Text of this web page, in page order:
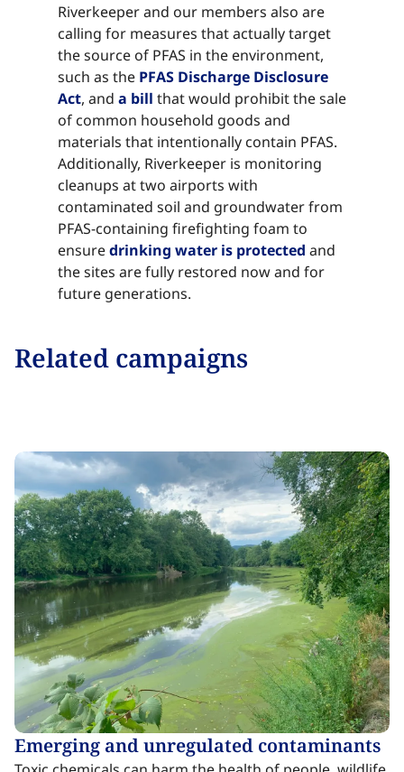
Riverkeeper and our members also are
calling for measures that actually target
the source of PFAS in the environment,
such as the ​​​​‌ ‍ ​‍​‍‌‍ ‌ ​‍‌‍‍‌‌‍‌ ‌‍‍‌‌‍ ‍​‍​‍​ ‍‍​‍​‍‌ ​ ‌‍​‌‌‍ ‍‌‍‍‌‌ ‌​‌ ‍‌​‍ ‍‌‍‍‌‌‍ ​‍​‍​‍ ​​‍​‍‌‍‍​‌ ​‍‌‍‌‌‌‍‌‍​‍​‍​ ‍‍​‍​‍‌‍‍​‌ ‌​‌ ‌​‌ ​​‌ ​ ​ ‍‍​‍ ​‍ ‌‍​ ‌‍ ‌‌ ​ ​‍ ‍‌‍ ‌‌‍​‌‌‍‍‌‌‍ ‍​‍ ‍​ ​‍​ ​​​ ​‍​ ‌​‌ ​‍‌‍‌‌‌‍‌​‌‍‌‌‌ ​ ‌‍‍‌‌‍‌ ‌‍ ‍​‍ ‍‌ ​‍‌‍‍‌‌ ‌‍‌‍‌‌‌ ​‍‌‍‍ ‌‍‌‌‌‍‌‌‌ ​​‌‍‌‌‌ ​‍​‍ ‍‌‍ ‌ ​‍‌‍‌ ​‍ ‌‍‍‌‌‍ ‍‌ ‌​‌‍‌‌‌‍ ‍‌ ‌​​‍ ‌‍‌‌‌‍‌​‌‍‍‌‌ ‌​​‍ ‌‍ ‌‌‍ ‌‍‌​‌‍‌‌​ ‌‌ ​​‌ ​‍‌‍‌‌‌ ​ ‌‍‌‌‌‍ ‍‌ ‌​‌‍​‌‌ ‌​‌‍‍‌‌‍ ‌‍ ‍​ ‍ ‌‍‍‌‌‍‌​​ ‌‌‍​ ​ ​‍‌‍‌‍​ ​​​ ​‌‌‍​ ​ ‌ ​ ‌ ​‍ ‌‌‍​‍​ ‌​​ ​‌‌‍​‌​‍ ‌​ ‌​​ ‌​‌‍​‌​ ‌​​‍ ‌‌‍​‌​ ​​‌‍​‌‌‍‌‌​‍ ‌​ ‌‍​ ‌ ​ ‌‌‌‍​ ​ ‌​​ ‍​​ ‍‌​ ​‍​ ‌ ​ ​ ​ ​​​ ‌​​ ‍ ‌ ‌​‌ ‍‌‌ ​​‌‍‌‌​ ‌‌‍​‌‌ ​‍‌ ‌​‌‍‍‌‌‍​ ‌‍ ​‌‍‌‌​ ‍ ‌ ​​‌‍​‌‌ ‌​‌‍‍​​ ‌‌‍​ ‌‍ ‌‍ ‍‌ ‌​‌‍‌‌‌‍ ‍‌ ‌​​‍‌‌​ ‌‌‌​​‍‌‌ ‌‍‍ ‌‍‌‌‌ ‍‌​‍‌‌​ ​ ‌​‌​​‍‌‌​ ​ ‌​‌​​‍‌‌​ ​‍​ ​‍​ ​‍​ ​‌​ ​‌​ ​​‌‍‌​​ ‌‌‌‍​‍‌‍​‍​ ​ ‌‍‌​‌‍​‍​ ‌‌​‍‌‌​ ​‍​ ​‍​‍‌‌​ ‌‌‌​‌​​‍ ‍‌‍​ ‌‍‍​‌‍‍‌‌‍ ​‌‍‌​‌ ​‍‌‍‌‌‌‍ ‍​‍‌‌​ ‌‌‌​​‍‌‌ ‌‍‍ ‌‍‌‌‌ ‍‌​‍‌‌​ ​ ‌​‌​​‍‌‌​ ​ ‌​‌​​‍‌‌​ ​‍​ ​‍​ ‍‌‌‍‌‍​ ​‌​ ​‍‌‍‌‍‌‍​‌‌‍​ ​ ‌ ‌‍​‌​ ​ ​ ‌‌‌‍​ ​‍‌‌​ ​‍​ ​‍​‍‌‌​ ‌‌‌​‌​​‍ ‍‌ ‌​‌‍‌‌‌ ‍​‌ ‌​​ ‌‍​‍‌‍​‌‌ ​ ‌‍‌‌‌‌‌‌‌ ​‍‌‍ ​​ ‌‌‍‍​‌ ‌​‌ ‌​‌ ​​‌ ​ ​‍‌‌​ ​ ‌​​‌​‍‌‌​ ​‍‌​‌‍​‍‌‌​ ​‍‌​‌‍‌‍​ ‌‍ ‌‌ ​ ​‍ ‍‌‍ ‌‌‍​‌‌‍‍‌‌‍ ‍​‍ ‍​ ​‍​ ​​​ ​‍​ ‌​‌ ​‍‌‍‌‌‌‍‌​‌‍‌‌‌ ​ ‌‍‍‌‌‍‌ ‌‍ ‍​‍ ‍‌ ​‍‌‍‍‌‌ ‌‍‌‍‌‌‌ ​‍‌‍‍ ‌‍‌‌‌‍‌‌‌ ​​‌‍‌‌‌ ​‍​‍ ‍‌‍ ‌ ​‍‌‍‌ ​‍‌‍‌‍‍‌‌‍‌​​ ‌‌‍​ ​ ​‍‌‍‌‍​ ​​​ ​‌‌‍​ ​ ‌ ​ ‌ ​‍ ‌‌‍​‍​ ‌​​ ​‌‌‍​‌​‍ ‌​ ‌​​ ‌​‌‍​‌​ ‌​​‍ ‌‌‍​‌​ ​​‌‍​‌‌‍‌‌​‍ ‌​ ‌‍​ ‌ ​ ‌‌‌‍​ ​ ‌​​ ‍​​ ‍‌​ ​‍​ ‌ ​ ​ ​ ​​​ ‌​​‍‌‍‌ ‌​‌ ‍‌‌ ​​‌‍‌‌​ ‌‌‍​‌‌ ​‍‌ ‌​‌‍‍‌‌‍​ ‌‍ ​‌‍‌‌​‍‌‍‌ ​​‌‍​‌‌ ‌​‌‍‍​​ ‌‌‍​ ‌‍ ‌‍ ‍‌ ‌​‌‍‌‌‌‍ ‍‌ ‌​​‍‌‌​ ‌‌‌​​‍‌‌ ‌‍‍ ‌‍‌‌‌ ‍‌​‍‌‌​ ​ ‌​‌​​‍‌‌​ ​ ‌​‌​​‍‌‌​ ​‍​ ​‍​ ​‍​ ​‌​ ​‌​ ​​‌‍‌​​ ‌‌‌‍​‍‌‍​‍​ ​ ‌‍‌​‌‍​‍​ ‌‌​‍‌‌​ ​‍​ ​‍​‍‌‌​ ‌‌‌​‌​​‍ ‍‌‍​ ‌‍‍​‌‍‍‌‌‍ ​‌‍‌​‌ ​‍‌‍‌‌‌‍ ‍​‍‌‌​ ‌‌‌​​‍‌‌ ‌‍‍ ‌‍‌‌‌ ‍‌​‍‌‌​ ​ ‌​‌​​‍‌‌​ ​ ‌​‌​​‍‌‌​ ​‍​ ​‍​ ‍‌‌‍‌‍​ ​‌​ ​‍‌‍‌‍‌‍​‌‌‍​ ​ ‌ ‌‍​‌​ ​ ​ ‌‌‌‍​ ​‍‌‌​ ​‍​ ​‍​‍‌‌​ ‌‌‌​‌​​‍ ‍‌ ‌​‌‍‌‌‌ ‍​‌ ‌​​‍‌‍‌ ​​‌‍‌‌‌ ​‍‌ ​ ‌ ​​‌‍‌‌‌‍​ ‌ ‌​‌‍‍‌‌ ‌‍‌‍‌‌​ ‌‌ ​​‌ ‌‌‌‍​‍‌‍ ​‌‍‍‌‌ ​ ‌‍‍​‌‍‌‌‌‍‌​​‍​‍‌ ‌ PFAS Discharge Disclosure
Act​​​​‌ ‍ ​‍​‍‌‍ ‌ ​‍‌‍‍‌‌‍‌ ‌‍‍‌‌‍ ‍​‍​‍​ ‍‍​‍​‍‌ ​ ‌‍​‌‌‍ ‍‌‍‍‌‌ ‌​‌ ‍‌​‍ ‍‌‍‍‌‌‍ ​‍​‍​‍ ​​‍​‍‌‍‍​‌ ​‍‌‍‌‌‌‍‌‍​‍​‍​ ‍‍​‍​‍‌‍‍​‌ ‌​‌ ‌​‌ ​​‌ ​ ​ ‍‍​‍ ​‍ ‌‍​ ‌‍ ‌‌ ​ ​‍ ‍‌‍ ‌‌‍​‌‌‍‍‌‌‍ ‍​‍ ‍​ ​‍​ ​​​ ​‍​ ‌​‌ ​‍‌‍‌‌‌‍‌​‌‍‌‌‌ ​ ‌‍‍‌‌‍‌ ‌‍ ‍​‍ ‍‌ ​‍‌‍‍‌‌ ‌‍‌‍‌‌‌ ​‍‌‍‍ ‌‍‌‌‌‍‌‌‌ ​​‌‍‌‌‌ ​‍​‍ ‍‌‍ ‌ ​‍‌‍‌ ​‍ ‌‍‍‌‌‍ ‍‌ ‌​‌‍‌‌‌‍ ‍‌ ‌​​‍ ‌‍‌‌‌‍‌​‌‍‍‌‌ ‌​​‍ ‌‍ ‌‌‍ ‌‍‌​‌‍‌‌​ ‌‌ ​​‌ ​‍‌‍‌‌‌ ​ ‌‍‌‌‌‍ ‍‌ ‌​‌‍​‌‌ ‌​‌‍‍‌‌‍ ‌‍ ‍​ ‍ ‌‍‍‌‌‍‌​​ ‌‌‍​ ​ ​‍‌‍‌‍​ ​​​ ​‌‌‍​ ​ ‌ ​ ‌ ​‍ ‌‌‍​‍​ ‌​​ ​‌‌‍​‌​‍ ‌​ ‌​​ ‌​‌‍​‌​ ‌​​‍ ‌‌‍​‌​ ​​‌‍​‌‌‍‌‌​‍ ‌​ ‌‍​ ‌ ​ ‌‌‌‍​ ​ ‌​​ ‍​​ ‍‌​ ​‍​ ‌ ​ ​ ​ ​​​ ‌​​ ‍ ‌ ‌​‌ ‍‌‌ ​​‌‍‌‌​ ‌‌‍​‌‌ ​‍‌ ‌​‌‍‍‌‌‍​ ‌‍ ​‌‍‌‌​ ‍ ‌ ​​‌‍​‌‌ ‌​‌‍‍​​ ‌‌‍​ ‌‍ ‌‍ ‍‌ ‌​‌‍‌‌‌‍ ‍‌ ‌​​‍‌‌​ ‌‌‌​​‍‌‌ ‌‍‍ ‌‍‌‌‌ ‍‌​‍‌‌​ ​ ‌​‌​​‍‌‌​ ​ ‌​‌​​‍‌‌​ ​‍​ ​‍​ ​‍​ ​‌​ ​‌​ ​​‌‍‌​​ ‌‌‌‍​‍‌‍​‍​ ​ ‌‍‌​‌‍​‍​ ‌‌​‍‌‌​ ​‍​ ​‍​‍‌‌​ ‌‌‌​‌​​‍ ‍‌‍​ ‌‍‍​‌‍‍‌‌‍ ​‌‍‌​‌ ​‍‌‍‌‌‌‍ ‍​‍‌‌​ ‌‌‌​​‍‌‌ ‌‍‍ ‌‍‌‌‌ ‍‌​‍‌‌​ ​ ‌​‌​​‍‌‌​ ​ ‌​‌​​‍‌‌​ ​‍​ ​‍​ ‌​​ ‍​​ ​​​ ‌‌​ ‌ ​ ‌‍​ ‍​​ ‌ ​ ​‍‌‍‌​‌‍‌‍​ ‌‌​‍‌‌​ ​‍​ ​‍​‍‌‌​ ‌‌‌​‌​​‍ ‍‌ ‌​‌‍‌‌‌ ‍​‌ ‌​​ ‌‍​‍‌‍​‌‌ ​ ‌‍‌‌‌‌‌‌‌ ​‍‌‍ ​​ ‌‌‍‍​‌ ‌​‌ ‌​‌ ​​‌ ​ ​‍‌‌​ ​ ‌​​‌​‍‌‌​ ​‍‌​‌‍​‍‌‌​ ​‍‌​‌‍‌‍​ ‌‍ ‌‌ ​ ​‍ ‍‌‍ ‌‌‍​‌‌‍‍‌‌‍ ‍​‍ ‍​ ​‍​ ​​​ ​‍​ ‌​‌ ​‍‌‍‌‌‌‍‌​‌‍‌‌‌ ​ ‌‍‍‌‌‍‌ ‌‍ ‍​‍ ‍‌ ​‍‌‍‍‌‌ ‌‍‌‍‌‌‌ ​‍‌‍‍ ‌‍‌‌‌‍‌‌‌ ​​‌‍‌‌‌ ​‍​‍ ‍‌‍ ‌ ​‍‌‍‌ ​‍‌‍‌‍‍‌‌‍‌​​ ‌‌‍​ ​ ​‍‌‍‌‍​ ​​​ ​‌‌‍​ ​ ‌ ​ ‌ ​‍ ‌‌‍​‍​ ‌​​ ​‌‌‍​‌​‍ ‌​ ‌​​ ‌​‌‍​‌​ ‌​​‍ ‌‌‍​‌​ ​​‌‍​‌‌‍‌‌​‍ ‌​ ‌‍​ ‌ ​ ‌‌‌‍​ ​ ‌​​ ‍​​ ‍‌​ ​‍​ ‌ ​ ​ ​ ​​​ ‌​​‍‌‍‌ ‌​‌ ‍‌‌ ​​‌‍‌‌​ ‌‌‍​‌‌ ​‍‌ ‌​‌‍‍‌‌‍​ ‌‍ ​‌‍‌‌​‍‌‍‌ ​​‌‍​‌‌ ‌​‌‍‍​​ ‌‌‍​ ‌‍ ‌‍ ‍‌ ‌​‌‍‌‌‌‍ ‍‌ ‌​​‍‌‌​ ‌‌‌​​‍‌‌ ‌‍‍ ‌‍‌‌‌ ‍‌​‍‌‌​ ​ ‌​‌​​‍‌‌​ ​ ‌​‌​​‍‌‌​ ​‍​ ​‍​ ​‍​ ​‌​ ​‌​ ​​‌‍‌​​ ‌‌‌‍​‍‌‍​‍​ ​ ‌‍‌​‌‍​‍​ ‌‌​‍‌‌​ ​‍​ ​‍​‍‌‌​ ‌‌‌​‌​​‍ ‍‌‍​ ‌‍‍​‌‍‍‌‌‍ ​‌‍‌​‌ ​‍‌‍‌‌‌‍ ‍​‍‌‌​ ‌‌‌​​‍‌‌ ‌‍‍ ‌‍‌‌‌ ‍‌​‍‌‌​ ​ ‌​‌​​‍‌‌​ ​ ‌​‌​​‍‌‌​ ​‍​ ​‍​ ‌​​ ‍​​ ​​​ ‌‌​ ‌ ​ ‌‍​ ‍​​ ‌ ​ ​‍‌‍‌​‌‍‌‍​ ‌‌​‍‌‌​ ​‍​ ​‍​‍‌‌​ ‌‌‌​‌​​‍ ‍‌ ‌​‌‍‌‌‌ ‍​‌ ‌​​‍‌‍‌ ​​‌‍‌‌‌ ​‍‌ ​ ‌ ​​‌‍‌‌‌‍​ ‌ ‌​‌‍‍‌‌ ‌‍‌‍‌‌​ ‌‌ ​​‌ ‌‌‌‍​‍‌‍ ​‌‍‍‌‌ ​ ‌‍‍​‌‍‌‌‌‍‌​​‍​‍‌ ‌, and ​​​​‌ ‍ ​‍​‍‌‍ ‌ ​‍‌‍‍‌‌‍‌ ‌‍‍‌‌‍ ‍​‍​‍​ ‍‍​‍​‍‌ ​ ‌‍​‌‌‍ ‍‌‍‍‌‌ ‌​‌ ‍‌​‍ ‍‌‍‍‌‌‍ ​‍​‍​‍ ​​‍​‍‌‍‍​‌ ​‍‌‍‌‌‌‍‌‍​‍​‍​ ‍‍​‍​‍‌‍‍​‌ ‌​‌ ‌​‌ ​​‌ ​ ​ ‍‍​‍ ​‍ ‌‍​ ‌‍ ‌‌ ​ ​‍ ‍‌‍ ‌‌‍​‌‌‍‍‌‌‍ ‍​‍ ‍​ ​‍​ ​​​ ​‍​ ‌​‌ ​‍‌‍‌‌‌‍‌​‌‍‌‌‌ ​ ‌‍‍‌‌‍‌ ‌‍ ‍​‍ ‍‌ ​‍‌‍‍‌‌ ‌‍‌‍‌‌‌ ​‍‌‍‍ ‌‍‌‌‌‍‌‌‌ ​​‌‍‌‌‌ ​‍​‍ ‍‌‍ ‌ ​‍‌‍‌ ​‍ ‌‍‍‌‌‍ ‍‌ ‌​‌‍‌‌‌‍ ‍‌ ‌​​‍ ‌‍‌‌‌‍‌​‌‍‍‌‌ ‌​​‍ ‌‍ ‌‌‍ ‌‍‌​‌‍‌‌​ ‌‌ ​​‌ ​‍‌‍‌‌‌ ​ ‌‍‌‌‌‍ ‍‌ ‌​‌‍​‌‌ ‌​‌‍‍‌‌‍ ‌‍ ‍​ ‍ ‌‍‍‌‌‍‌​​ ‌‌‍​ ​ ​‍‌‍‌‍​ ​​​ ​‌‌‍​ ​ ‌ ​ ‌ ​‍ ‌‌‍​‍​ ‌​​ ​‌‌‍​‌​‍ ‌​ ‌​​ ‌​‌‍​‌​ ‌​​‍ ‌‌‍​‌​ ​​‌‍​‌‌‍‌‌​‍ ‌​ ‌‍​ ‌ ​ ‌‌‌‍​ ​ ‌​​ ‍​​ ‍‌​ ​‍​ ‌ ​ ​ ​ ​​​ ‌​​ ‍ ‌ ‌​‌ ‍‌‌ ​​‌‍‌‌​ ‌‌‍​‌‌ ​‍‌ ‌​‌‍‍‌‌‍​ ‌‍ ​‌‍‌‌​ ‍ ‌ ​​‌‍​‌‌ ‌​‌‍‍​​ ‌‌‍​ ‌‍ ‌‍ ‍‌ ‌​‌‍‌‌‌‍ ‍‌ ‌​​‍‌‌​ ‌‌‌​​‍‌‌ ‌‍‍ ‌‍‌‌‌ ‍‌​‍‌‌​ ​ ‌​‌​​‍‌‌​ ​ ‌​‌​​‍‌‌​ ​‍​ ​‍​ ​‍​ ​‌​ ​‌​ ​​‌‍‌​​ ‌‌‌‍​‍‌‍​‍​ ​ ‌‍‌​‌‍​‍​ ‌‌​‍‌‌​ ​‍​ ​‍​‍‌‌​ ‌‌‌​‌​​‍ ‍‌‍​ ‌‍‍​‌‍‍‌‌‍ ​‌‍‌​‌ ​‍‌‍‌‌‌‍ ‍​‍‌‌​ ‌‌‌​​‍‌‌ ‌‍‍ ‌‍‌‌‌ ‍‌​‍‌‌​ ​ ‌​‌​​‍‌‌​ ​ ‌​‌​​‍‌‌​ ​‍​ ​‍‌‍‌‍​ ‌​‌‍‌‍​ ​‍​ ‌ ‌‍‌‌‌‍‌‍​ ‌‍​ ​​​ ‍​​ ​​​ ‌ ​‍‌‌​ ​‍​ ​‍​‍‌‌​ ‌‌‌​‌​​‍ ‍‌ ‌​‌‍‌‌‌ ‍​‌ ‌​​ ‌‍​‍‌‍​‌‌ ​ ‌‍‌‌‌‌‌‌‌ ​‍‌‍ ​​ ‌‌‍‍​‌ ‌​‌ ‌​‌ ​​‌ ​ ​‍‌‌​ ​ ‌​​‌​‍‌‌​ ​‍‌​‌‍​‍‌‌​ ​‍‌​‌‍‌‍​ ‌‍ ‌‌ ​ ​‍ ‍‌‍ ‌‌‍​‌‌‍‍‌‌‍ ‍​‍ ‍​ ​‍​ ​​​ ​‍​ ‌​‌ ​‍‌‍‌‌‌‍‌​‌‍‌‌‌ ​ ‌‍‍‌‌‍‌ ‌‍ ‍​‍ ‍‌ ​‍‌‍‍‌‌ ‌‍‌‍‌‌‌ ​‍‌‍‍ ‌‍‌‌‌‍‌‌‌ ​​‌‍‌‌‌ ​‍​‍ ‍‌‍ ‌ ​‍‌‍‌ ​‍‌‍‌‍‍‌‌‍‌​​ ‌‌‍​ ​ ​‍‌‍‌‍​ ​​​ ​‌‌‍​ ​ ‌ ​ ‌ ​‍ ‌‌‍​‍​ ‌​​ ​‌‌‍​‌​‍ ‌​ ‌​​ ‌​‌‍​‌​ ‌​​‍ ‌‌‍​‌​ ​​‌‍​‌‌‍‌‌​‍ ‌​ ‌‍​ ‌ ​ ‌‌‌‍​ ​ ‌​​ ‍​​ ‍‌​ ​‍​ ‌ ​ ​ ​ ​​​ ‌​​‍‌‍‌ ‌​‌ ‍‌‌ ​​‌‍‌‌​ ‌‌‍​‌‌ ​‍‌ ‌​‌‍‍‌‌‍​ ‌‍ ​‌‍‌‌​‍‌‍‌ ​​‌‍​‌‌ ‌​‌‍‍​​ ‌‌‍​ ‌‍ ‌‍ ‍‌ ‌​‌‍‌‌‌‍ ‍‌ ‌​​‍‌‌​ ‌‌‌​​‍‌‌ ‌‍‍ ‌‍‌‌‌ ‍‌​‍‌‌​ ​ ‌​‌​​‍‌‌​ ​ ‌​‌​​‍‌‌​ ​‍​ ​‍​ ​‍​ ​‌​ ​‌​ ​​‌‍‌​​ ‌‌‌‍​‍‌‍​‍​ ​ ‌‍‌​‌‍​‍​ ‌‌​‍‌‌​ ​‍​ ​‍​‍‌‌​ ‌‌‌​‌​​‍ ‍‌‍​ ‌‍‍​‌‍‍‌‌‍ ​‌‍‌​‌ ​‍‌‍‌‌‌‍ ‍​‍‌‌​ ‌‌‌​​‍‌‌ ‌‍‍ ‌‍‌‌‌ ‍‌​‍‌‌​ ​ ‌​‌​​‍‌‌​ ​ ‌​‌​​‍‌‌​ ​‍​ ​‍‌‍‌‍​ ‌​‌‍‌‍​ ​‍​ ‌ ‌‍‌‌‌‍‌‍​ ‌‍​ ​​​ ‍​​ ​​​ ‌ ​‍‌‌​ ​‍​ ​‍​‍‌‌​ ‌‌‌​‌​​‍ ‍‌ ‌​‌‍‌‌‌ ‍​‌ ‌​​‍‌‍‌ ​​‌‍‌‌‌ ​‍‌ ​ ‌ ​​‌‍‌‌‌‍​ ‌ ‌​‌‍‍‌‌ ‌‍‌‍‌‌​ ‌‌ ​​‌ ‌‌‌‍​‍‌‍ ​‌‍‍‌‌ ​ ‌‍‍​‌‍‌‌‌‍‌​​‍​‍‌ ‌ a bill​​​​‌ ‍ ​‍​‍‌‍ ‌ ​‍‌‍‍‌‌‍‌ ‌‍‍‌‌‍ ‍​‍​‍​ ‍‍​‍​‍‌ ​ ‌‍​‌‌‍ ‍‌‍‍‌‌ ‌​‌ ‍‌​‍ ‍‌‍‍‌‌‍ ​‍​‍​‍ ​​‍​‍‌‍‍​‌ ​‍‌‍‌‌‌‍‌‍​‍​‍​ ‍‍​‍​‍‌‍‍​‌ ‌​‌ ‌​‌ ​​‌ ​ ​ ‍‍​‍ ​‍ ‌‍​ ‌‍ ‌‌ ​ ​‍ ‍‌‍ ‌‌‍​‌‌‍‍‌‌‍ ‍​‍ ‍​ ​‍​ ​​​ ​‍​ ‌​‌ ​‍‌‍‌‌‌‍‌​‌‍‌‌‌ ​ ‌‍‍‌‌‍‌ ‌‍ ‍​‍ ‍‌ ​‍‌‍‍‌‌ ‌‍‌‍‌‌‌ ​‍‌‍‍ ‌‍‌‌‌‍‌‌‌ ​​‌‍‌‌‌ ​‍​‍ ‍‌‍ ‌ ​‍‌‍‌ ​‍ ‌‍‍‌‌‍ ‍‌ ‌​‌‍‌‌‌‍ ‍‌ ‌​​‍ ‌‍‌‌‌‍‌​‌‍‍‌‌ ‌​​‍ ‌‍ ‌‌‍ ‌‍‌​‌‍‌‌​ ‌‌ ​​‌ ​‍‌‍‌‌‌ ​ ‌‍‌‌‌‍ ‍‌ ‌​‌‍​‌‌ ‌​‌‍‍‌‌‍ ‌‍ ‍​ ‍ ‌‍‍‌‌‍‌​​ ‌‌‍​ ​ ​‍‌‍‌‍​ ​​​ ​‌‌‍​ ​ ‌ ​ ‌ ​‍ ‌‌‍​‍​ ‌​​ ​‌‌‍​‌​‍ ‌​ ‌​​ ‌​‌‍​‌​ ‌​​‍ ‌‌‍​‌​ ​​‌‍​‌‌‍‌‌​‍ ‌​ ‌‍​ ‌ ​ ‌‌‌‍​ ​ ‌​​ ‍​​ ‍‌​ ​‍​ ‌ ​ ​ ​ ​​​ ‌​​ ‍ ‌ ‌​‌ ‍‌‌ ​​‌‍‌‌​ ‌‌‍​‌‌ ​‍‌ ‌​‌‍‍‌‌‍​ ‌‍ ​‌‍‌‌​ ‍ ‌ ​​‌‍​‌‌ ‌​‌‍‍​​ ‌‌‍​ ‌‍ ‌‍ ‍‌ ‌​‌‍‌‌‌‍ ‍‌ ‌​​‍‌‌​ ‌‌‌​​‍‌‌ ‌‍‍ ‌‍‌‌‌ ‍‌​‍‌‌​ ​ ‌​‌​​‍‌‌​ ​ ‌​‌​​‍‌‌​ ​‍​ ​‍​ ​‍​ ​‌​ ​‌​ ​​‌‍‌​​ ‌‌‌‍​‍‌‍​‍​ ​ ‌‍‌​‌‍​‍​ ‌‌​‍‌‌​ ​‍​ ​‍​‍‌‌​ ‌‌‌​‌​​‍ ‍‌‍​ ‌‍‍​‌‍‍‌‌‍ ​‌‍‌​‌ ​‍‌‍‌‌‌‍ ‍​‍‌‌​ ‌‌‌​​‍‌‌ ‌‍‍ ‌‍‌‌‌ ‍‌​‍‌‌​ ​ ‌​‌​​‍‌‌​ ​ ‌​‌​​‍‌‌​ ​‍​ ​‍​ ​‌​ ​‍​ ‌‍​ ​​‌‍‌‌​ ‍‌​ ‍‌‌‍​‌‌‍​‍‌‍‌‍‌‍​‌‌‍‌‌​‍‌‌​ ​‍​ ​‍​‍‌‌​ ‌‌‌​‌​​‍ ‍‌ ‌​‌‍‌‌‌ ‍​‌ ‌​​ ‌‍​‍‌‍​‌‌ ​ ‌‍‌‌‌‌‌‌‌ ​‍‌‍ ​​ ‌‌‍‍​‌ ‌​‌ ‌​‌ ​​‌ ​ ​‍‌‌​ ​ ‌​​‌​‍‌‌​ ​‍‌​‌‍​‍‌‌​ ​‍‌​‌‍‌‍​ ‌‍ ‌‌ ​ ​‍ ‍‌‍ ‌‌‍​‌‌‍‍‌‌‍ ‍​‍ ‍​ ​‍​ ​​​ ​‍​ ‌​‌ ​‍‌‍‌‌‌‍‌​‌‍‌‌‌ ​ ‌‍‍‌‌‍‌ ‌‍ ‍​‍ ‍‌ ​‍‌‍‍‌‌ ‌‍‌‍‌‌‌ ​‍‌‍‍ ‌‍‌‌‌‍‌‌‌ ​​‌‍‌‌‌ ​‍​‍ ‍‌‍ ‌ ​‍‌‍‌ ​‍‌‍‌‍‍‌‌‍‌​​ ‌‌‍​ ​ ​‍‌‍‌‍​ ​​​ ​‌‌‍​ ​ ‌ ​ ‌ ​‍ ‌‌‍​‍​ ‌​​ ​‌‌‍​‌​‍ ‌​ ‌​​ ‌​‌‍​‌​ ‌​​‍ ‌‌‍​‌​ ​​‌‍​‌‌‍‌‌​‍ ‌​ ‌‍​ ‌ ​ ‌‌‌‍​ ​ ‌​​ ‍​​ ‍‌​ ​‍​ ‌ ​ ​ ​ ​​​ ‌​​‍‌‍‌ ‌​‌ ‍‌‌ ​​‌‍‌‌​ ‌‌‍​‌‌ ​‍‌ ‌​‌‍‍‌‌‍​ ‌‍ ​‌‍‌‌​‍‌‍‌ ​​‌‍​‌‌ ‌​‌‍‍​​ ‌‌‍​ ‌‍ ‌‍ ‍‌ ‌​‌‍‌‌‌‍ ‍‌ ‌​​‍‌‌​ ‌‌‌​​‍‌‌ ‌‍‍ ‌‍‌‌‌ ‍‌​‍‌‌​ ​ ‌​‌​​‍‌‌​ ​ ‌​‌​​‍‌‌​ ​‍​ ​‍​ ​‍​ ​‌​ ​‌​ ​​‌‍‌​​ ‌‌‌‍​‍‌‍​‍​ ​ ‌‍‌​‌‍​‍​ ‌‌​‍‌‌​ ​‍​ ​‍​‍‌‌​ ‌‌‌​‌​​‍ ‍‌‍​ ‌‍‍​‌‍‍‌‌‍ ​‌‍‌​‌ ​‍‌‍‌‌‌‍ ‍​‍‌‌​ ‌‌‌​​‍‌‌ ‌‍‍ ‌‍‌‌‌ ‍‌​‍‌‌​ ​ ‌​‌​​‍‌‌​ ​ ‌​‌​​‍‌‌​ ​‍​ ​‍​ ​‌​ ​‍​ ‌‍​ ​​‌‍‌‌​ ‍‌​ ‍‌‌‍​‌‌‍​‍‌‍‌‍‌‍​‌‌‍‌‌​‍‌‌​ ​‍​ ​‍​‍‌‌​ ‌‌‌​‌​​‍ ‍‌ ‌​‌‍‌‌‌ ‍​‌ ‌​​‍‌‍‌ ​​‌‍‌‌‌ ​‍‌ ​ ‌ ​​‌‍‌‌‌‍​ ‌ ‌​‌‍‍‌‌ ‌‍‌‍‌‌​ ‌‌ ​​‌ ‌‌‌‍​‍‌‍ ​‌‍‍‌‌ ​ ‌‍‍​‌‍‌‌‌‍‌​​‍​‍‌ ‌ that would prohibit the sale
of common household goods and
materials that intentionally contain PFAS.
Additionally, Riverkeeper is monitoring
cleanups at two airports with
contaminated soil and groundwater from
PFAS-containing firefighting foam to
ensure ​​​​‌ ‍ ​‍​‍‌‍ ‌ ​‍‌‍‍‌‌‍‌ ‌‍‍‌‌‍ ‍​‍​‍​ ‍‍​‍​‍‌ ​ ‌‍​‌‌‍ ‍‌‍‍‌‌ ‌​‌ ‍‌​‍ ‍‌‍‍‌‌‍ ​‍​‍​‍ ​​‍​‍‌‍‍​‌ ​‍‌‍‌‌‌‍‌‍​‍​‍​ ‍‍​‍​‍‌‍‍​‌ ‌​‌ ‌​‌ ​​‌ ​ ​ ‍‍​‍ ​‍ ‌‍​ ‌‍ ‌‌ ​ ​‍ ‍‌‍ ‌‌‍​‌‌‍‍‌‌‍ ‍​‍ ‍​ ​‍​ ​​​ ​‍​ ‌​‌ ​‍‌‍‌‌‌‍‌​‌‍‌‌‌ ​ ‌‍‍‌‌‍‌ ‌‍ ‍​‍ ‍‌ ​‍‌‍‍‌‌ ‌‍‌‍‌‌‌ ​‍‌‍‍ ‌‍‌‌‌‍‌‌‌ ​​‌‍‌‌‌ ​‍​‍ ‍‌‍ ‌ ​‍‌‍‌ ​‍ ‌‍‍‌‌‍ ‍‌ ‌​‌‍‌‌‌‍ ‍‌ ‌​​‍ ‌‍‌‌‌‍‌​‌‍‍‌‌ ‌​​‍ ‌‍ ‌‌‍ ‌‍‌​‌‍‌‌​ ‌‌ ​​‌ ​‍‌‍‌‌‌ ​ ‌‍‌‌‌‍ ‍‌ ‌​‌‍​‌‌ ‌​‌‍‍‌‌‍ ‌‍ ‍​ ‍ ‌‍‍‌‌‍‌​​ ‌‌‍​ ​ ​‍‌‍‌‍​ ​​​ ​‌‌‍​ ​ ‌ ​ ‌ ​‍ ‌‌‍​‍​ ‌​​ ​‌‌‍​‌​‍ ‌​ ‌​​ ‌​‌‍​‌​ ‌​​‍ ‌‌‍​‌​ ​​‌‍​‌‌‍‌‌​‍ ‌​ ‌‍​ ‌ ​ ‌‌‌‍​ ​ ‌​​ ‍​​ ‍‌​ ​‍​ ‌ ​ ​ ​ ​​​ ‌​​ ‍ ‌ ‌​‌ ‍‌‌ ​​‌‍‌‌​ ‌‌‍​‌‌ ​‍‌ ‌​‌‍‍‌‌‍​ ‌‍ ​‌‍‌‌​ ‍ ‌ ​​‌‍​‌‌ ‌​‌‍‍​​ ‌‌‍​ ‌‍ ‌‍ ‍‌ ‌​‌‍‌‌‌‍ ‍‌ ‌​​‍‌‌​ ‌‌‌​​‍‌‌ ‌‍‍ ‌‍‌‌‌ ‍‌​‍‌‌​ ​ ‌​‌​​‍‌‌​ ​ ‌​‌​​‍‌‌​ ​‍​ ​‍​ ​‍​ ​‌​ ​‌​ ​​‌‍‌​​ ‌‌‌‍​‍‌‍​‍​ ​ ‌‍‌​‌‍​‍​ ‌‌​‍‌‌​ ​‍​ ​‍​‍‌‌​ ‌‌‌​‌​​‍ ‍‌‍​ ‌‍‍​‌‍‍‌‌‍ ​‌‍‌​‌ ​‍‌‍‌‌‌‍ ‍​‍‌‌​ ‌‌‌​​‍‌‌ ‌‍‍ ‌‍‌‌‌ ‍‌​‍‌‌​ ​ ‌​‌​​‍‌‌​ ​ ‌​‌​​‍‌‌​ ​‍​ ​‍‌‍‌‍‌‍​‍​ ​‍‌‍‌‍​ ‍​​ ​‌​ ​‌​ ​ ‌‍​‍‌‍‌‍​ ‌ ​ ‍​​‍‌‌​ ​‍​ ​‍​‍‌‌​ ‌‌‌​‌​​‍ ‍‌ ‌​‌‍‌‌‌ ‍​‌ ‌​​ ‌‍​‍‌‍​‌‌ ​ ‌‍‌‌‌‌‌‌‌ ​‍‌‍ ​​ ‌‌‍‍​‌ ‌​‌ ‌​‌ ​​‌ ​ ​‍‌‌​ ​ ‌​​‌​‍‌‌​ ​‍‌​‌‍​‍‌‌​ ​‍‌​‌‍‌‍​ ‌‍ ‌‌ ​ ​‍ ‍‌‍ ‌‌‍​‌‌‍‍‌‌‍ ‍​‍ ‍​ ​‍​ ​​​ ​‍​ ‌​‌ ​‍‌‍‌‌‌‍‌​‌‍‌‌‌ ​ ‌‍‍‌‌‍‌ ‌‍ ‍​‍ ‍‌ ​‍‌‍‍‌‌ ‌‍‌‍‌‌‌ ​‍‌‍‍ ‌‍‌‌‌‍‌‌‌ ​​‌‍‌‌‌ ​‍​‍ ‍‌‍ ‌ ​‍‌‍‌ ​‍‌‍‌‍‍‌‌‍‌​​ ‌‌‍​ ​ ​‍‌‍‌‍​ ​​​ ​‌‌‍​ ​ ‌ ​ ‌ ​‍ ‌‌‍​‍​ ‌​​ ​‌‌‍​‌​‍ ‌​ ‌​​ ‌​‌‍​‌​ ‌​​‍ ‌‌‍​‌​ ​​‌‍​‌‌‍‌‌​‍ ‌​ ‌‍​ ‌ ​ ‌‌‌‍​ ​ ‌​​ ‍​​ ‍‌​ ​‍​ ‌ ​ ​ ​ ​​​ ‌​​‍‌‍‌ ‌​‌ ‍‌‌ ​​‌‍‌‌​ ‌‌‍​‌‌ ​‍‌ ‌​‌‍‍‌‌‍​ ‌‍ ​‌‍‌‌​‍‌‍‌ ​​‌‍​‌‌ ‌​‌‍‍​​ ‌‌‍​ ‌‍ ‌‍ ‍‌ ‌​‌‍‌‌‌‍ ‍‌ ‌​​‍‌‌​ ‌‌‌​​‍‌‌ ‌‍‍ ‌‍‌‌‌ ‍‌​‍‌‌​ ​ ‌​‌​​‍‌‌​ ​ ‌​‌​​‍‌‌​ ​‍​ ​‍​ ​‍​ ​‌​ ​‌​ ​​‌‍‌​​ ‌‌‌‍​‍‌‍​‍​ ​ ‌‍‌​‌‍​‍​ ‌‌​‍‌‌​ ​‍​ ​‍​‍‌‌​ ‌‌‌​‌​​‍ ‍‌‍​ ‌‍‍​‌‍‍‌‌‍ ​‌‍‌​‌ ​‍‌‍‌‌‌‍ ‍​‍‌‌​ ‌‌‌​​‍‌‌ ‌‍‍ ‌‍‌‌‌ ‍‌​‍‌‌​ ​ ‌​‌​​‍‌‌​ ​ ‌​‌​​‍‌‌​ ​‍​ ​‍‌‍‌‍‌‍​‍​ ​‍‌‍‌‍​ ‍​​ ​‌​ ​‌​ ​ ‌‍​‍‌‍‌‍​ ‌ ​ ‍​​‍‌‌​ ​‍​ ​‍​‍‌‌​ ‌‌‌​‌​​‍ ‍‌ ‌​‌‍‌‌‌ ‍​‌ ‌​​‍‌‍‌ ​​‌‍‌‌‌ ​‍‌ ​ ‌ ​​‌‍‌‌‌‍​ ‌ ‌​‌‍‍‌‌ ‌‍‌‍‌‌​ ‌‌ ​​‌ ‌‌‌‍​‍‌‍ ​‌‍‍‌‌ ​ ‌‍‍​‌‍‌‌‌‍‌​​‍​‍‌ ‌drinking water is protected​​​​‌ ‍ ​‍​‍‌‍ ‌ ​‍‌‍‍‌‌‍‌ ‌‍‍‌‌‍ ‍​‍​‍​ ‍‍​‍​‍‌ ​ ‌‍​‌‌‍ ‍‌‍‍‌‌ ‌​‌ ‍‌​‍ ‍‌‍‍‌‌‍ ​‍​‍​‍ ​​‍​‍‌‍‍​‌ ​‍‌‍‌‌‌‍‌‍​‍​‍​ ‍‍​‍​‍‌‍‍​‌ ‌​‌ ‌​‌ ​​‌ ​ ​ ‍‍​‍ ​‍ ‌‍​ ‌‍ ‌‌ ​ ​‍ ‍‌‍ ‌‌‍​‌‌‍‍‌‌‍ ‍​‍ ‍​ ​‍​ ​​​ ​‍​ ‌​‌ ​‍‌‍‌‌‌‍‌​‌‍‌‌‌ ​ ‌‍‍‌‌‍‌ ‌‍ ‍​‍ ‍‌ ​‍‌‍‍‌‌ ‌‍‌‍‌‌‌ ​‍‌‍‍ ‌‍‌‌‌‍‌‌‌ ​​‌‍‌‌‌ ​‍​‍ ‍‌‍ ‌ ​‍‌‍‌ ​‍ ‌‍‍‌‌‍ ‍‌ ‌​‌‍‌‌‌‍ ‍‌ ‌​​‍ ‌‍‌‌‌‍‌​‌‍‍‌‌ ‌​​‍ ‌‍ ‌‌‍ ‌‍‌​‌‍‌‌​ ‌‌ ​​‌ ​‍‌‍‌‌‌ ​ ‌‍‌‌‌‍ ‍‌ ‌​‌‍​‌‌ ‌​‌‍‍‌‌‍ ‌‍ ‍​ ‍ ‌‍‍‌‌‍‌​​ ‌‌‍​ ​ ​‍‌‍‌‍​ ​​​ ​‌‌‍​ ​ ‌ ​ ‌ ​‍ ‌‌‍​‍​ ‌​​ ​‌‌‍​‌​‍ ‌​ ‌​​ ‌​‌‍​‌​ ‌​​‍ ‌‌‍​‌​ ​​‌‍​‌‌‍‌‌​‍ ‌​ ‌‍​ ‌ ​ ‌‌‌‍​ ​ ‌​​ ‍​​ ‍‌​ ​‍​ ‌ ​ ​ ​ ​​​ ‌​​ ‍ ‌ ‌​‌ ‍‌‌ ​​‌‍‌‌​ ‌‌‍​‌‌ ​‍‌ ‌​‌‍‍‌‌‍​ ‌‍ ​‌‍‌‌​ ‍ ‌ ​​‌‍​‌‌ ‌​‌‍‍​​ ‌‌‍​ ‌‍ ‌‍ ‍‌ ‌​‌‍‌‌‌‍ ‍‌ ‌​​‍‌‌​ ‌‌‌​​‍‌‌ ‌‍‍ ‌‍‌‌‌ ‍‌​‍‌‌​ ​ ‌​‌​​‍‌‌​ ​ ‌​‌​​‍‌‌​ ​‍​ ​‍​ ​‍​ ​‌​ ​‌​ ​​‌‍‌​​ ‌‌‌‍​‍‌‍​‍​ ​ ‌‍‌​‌‍​‍​ ‌‌​‍‌‌​ ​‍​ ​‍​‍‌‌​ ‌‌‌​‌​​‍ ‍‌‍​ ‌‍‍​‌‍‍‌‌‍ ​‌‍‌​‌ ​‍‌‍‌‌‌‍ ‍​‍‌‌​ ‌‌‌​​‍‌‌ ‌‍‍ ‌‍‌‌‌ ‍‌​‍‌‌​ ​ ‌​‌​​‍‌‌​ ​ ‌​‌​​‍‌‌​ ​‍​ ​‍​ ​‍‌‍​‍‌‍‌​‌‍‌​​ ​​‌‍​‌​ ‌ ​ ‌‍​ ‌‍‌‍​‍​ ​‌​ ‍​​‍‌‌​ ​‍​ ​‍​‍‌‌​ ‌‌‌​‌​​‍ ‍‌ ‌​‌‍‌‌‌ ‍​‌ ‌​​ ‌‍​‍‌‍​‌‌ ​ ‌‍‌‌‌‌‌‌‌ ​‍‌‍ ​​ ‌‌‍‍​‌ ‌​‌ ‌​‌ ​​‌ ​ ​‍‌‌​ ​ ‌​​‌​‍‌‌​ ​‍‌​‌‍​‍‌‌​ ​‍‌​‌‍‌‍​ ‌‍ ‌‌ ​ ​‍ ‍‌‍ ‌‌‍​‌‌‍‍‌‌‍ ‍​‍ ‍​ ​‍​ ​​​ ​‍​ ‌​‌ ​‍‌‍‌‌‌‍‌​‌‍‌‌‌ ​ ‌‍‍‌‌‍‌ ‌‍ ‍​‍ ‍‌ ​‍‌‍‍‌‌ ‌‍‌‍‌‌‌ ​‍‌‍‍ ‌‍‌‌‌‍‌‌‌ ​​‌‍‌‌‌ ​‍​‍ ‍‌‍ ‌ ​‍‌‍‌ ​‍‌‍‌‍‍‌‌‍‌​​ ‌‌‍​ ​ ​‍‌‍‌‍​ ​​​ ​‌‌‍​ ​ ‌ ​ ‌ ​‍ ‌‌‍​‍​ ‌​​ ​‌‌‍​‌​‍ ‌​ ‌​​ ‌​‌‍​‌​ ‌​​‍ ‌‌‍​‌​ ​​‌‍​‌‌‍‌‌​‍ ‌​ ‌‍​ ‌ ​ ‌‌‌‍​ ​ ‌​​ ‍​​ ‍‌​ ​‍​ ‌ ​ ​ ​ ​​​ ‌​​‍‌‍‌ ‌​‌ ‍‌‌ ​​‌‍‌‌​ ‌‌‍​‌‌ ​‍‌ ‌​‌‍‍‌‌‍​ ‌‍ ​‌‍‌‌​‍‌‍‌ ​​‌‍​‌‌ ‌​‌‍‍​​ ‌‌‍​ ‌‍ ‌‍ ‍‌ ‌​‌‍‌‌‌‍ ‍‌ ‌​​‍‌‌​ ‌‌‌​​‍‌‌ ‌‍‍ ‌‍‌‌‌ ‍‌​‍‌‌​ ​ ‌​‌​​‍‌‌​ ​ ‌​‌​​‍‌‌​ ​‍​ ​‍​ ​‍​ ​‌​ ​‌​ ​​‌‍‌​​ ‌‌‌‍​‍‌‍​‍​ ​ ‌‍‌​‌‍​‍​ ‌‌​‍‌‌​ ​‍​ ​‍​‍‌‌​ ‌‌‌​‌​​‍ ‍‌‍​ ‌‍‍​‌‍‍‌‌‍ ​‌‍‌​‌ ​‍‌‍‌‌‌‍ ‍​‍‌‌​ ‌‌‌​​‍‌‌ ‌‍‍ ‌‍‌‌‌ ‍‌​‍‌‌​ ​ ‌​‌​​‍‌‌​ ​ ‌​‌​​‍‌‌​ ​‍​ ​‍​ ​‍‌‍​‍‌‍‌​‌‍‌​​ ​​‌‍​‌​ ‌ ​ ‌‍​ ‌‍‌‍​‍​ ​‌​ ‍​​‍‌‌​ ​‍​ ​‍​‍‌‌​ ‌‌‌​‌​​‍ ‍‌ ‌​‌‍‌‌‌ ‍​‌ ‌​​‍‌‍‌ ​​‌‍‌‌‌ ​‍‌ ​ ‌ ​​‌‍‌‌‌‍​ ‌ ‌​‌‍‍‌‌ ‌‍‌‍‌‌​ ‌‌ ​​‌ ‌‌‌‍​‍‌‍ ​‌‍‍‌‌ ​ ‌‍‍​‌‍‌‌‌‍‌​​‍​‍‌ ‌ and
the sites are fully restored now and for
future generations.​​​​‌ ‍ ​‍​‍‌‍ ‌ ​‍‌‍‍‌‌‍‌ ‌‍‍‌‌‍ ‍​‍​‍​ ‍‍​‍​‍‌ ​ ‌‍​‌‌‍ ‍‌‍‍‌‌ ‌​‌ ‍‌​‍ ‍‌‍‍‌‌‍ ​‍​‍​‍ ​​‍​‍‌‍‍​‌ ​‍‌‍‌‌‌‍‌‍​‍​‍​ ‍‍​‍​‍‌‍‍​‌ ‌​‌ ‌​‌ ​​‌ ​ ​ ‍‍​‍ ​‍ ‌‍​ ‌‍ ‌‌ ​ ​‍ ‍‌‍ ‌‌‍​‌‌‍‍‌‌‍ ‍​‍ ‍​ ​‍​ ​​​ ​‍​ ‌​‌ ​‍‌‍‌‌‌‍‌​‌‍‌‌‌ ​ ‌‍‍‌‌‍‌ ‌‍ ‍​‍ ‍‌ ​‍‌‍‍‌‌ ‌‍‌‍‌‌‌ ​‍‌‍‍ ‌‍‌‌‌‍‌‌‌ ​​‌‍‌‌‌ ​‍​‍ ‍‌‍ ‌ ​‍‌‍‌ ​‍ ‌‍‍‌‌‍ ‍‌ ‌​‌‍‌‌‌‍ ‍‌ ‌​​‍ ‌‍‌‌‌‍‌​‌‍‍‌‌ ‌​​‍ ‌‍ ‌‌‍ ‌‍‌​‌‍‌‌​ ‌‌ ​​‌ ​‍‌‍‌‌‌ ​ ‌‍‌‌‌‍ ‍‌ ‌​‌‍​‌‌ ‌​‌‍‍‌‌‍ ‌‍ ‍​ ‍ ‌‍‍‌‌‍‌​​ ‌‌‍​ ​ ​‍‌‍‌‍​ ​​​ ​‌‌‍​ ​ ‌ ​ ‌ ​‍ ‌‌‍​‍​ ‌​​ ​‌‌‍​‌​‍ ‌​ ‌​​ ‌​‌‍​‌​ ‌​​‍ ‌‌‍​‌​ ​​‌‍​‌‌‍‌‌​‍ ‌​ ‌‍​ ‌ ​ ‌‌‌‍​ ​ ‌​​ ‍​​ ‍‌​ ​‍​ ‌ ​ ​ ​ ​​​ ‌​​ ‍ ‌ ‌​‌ ‍‌‌ ​​‌‍‌‌​ ‌‌‍​‌‌ ​‍‌ ‌​‌‍‍‌‌‍​ ‌‍ ​‌‍‌‌​ ‍ ‌ ​​‌‍​‌‌ ‌​‌‍‍​​ ‌‌‍​ ‌‍ ‌‍ ‍‌ ‌​‌‍‌‌‌‍ ‍‌ ‌​​‍‌‌​ ‌‌‌​​‍‌‌ ‌‍‍ ‌‍‌‌‌ ‍‌​‍‌‌​ ​ ‌​‌​​‍‌‌​ ​ ‌​‌​​‍‌‌​ ​‍​ ​‍​ ​‍​ ​‌​ ​‌​ ​​‌‍‌​​ ‌‌‌‍​‍‌‍​‍​ ​ ‌‍‌​‌‍​‍​ ‌‌​‍‌‌​ ​‍​ ​‍​‍‌‌​ ‌‌‌​‌​​‍ ‍‌‍​ ‌‍‍​‌‍‍‌‌‍ ​‌‍‌​‌ ​‍‌‍‌‌‌‍ ‍​‍‌‌​ ‌‌‌​​‍‌‌ ‌‍‍ ‌‍‌‌‌ ‍‌​‍‌‌​ ​ ‌​‌​​‍‌‌​ ​ ‌​‌​​‍‌‌​ ​‍​ ​‍​ ‌‍​ ​‍​ ‍​‌‍‌‍​ ‍​‌‍‌‌​ ‍​‌‍‌‍‌‍‌‍​ ‌​​ ‍‌‌‍‌​​‍‌‌​ ​‍​ ​‍​‍‌‌​ ‌‌‌​‌​​‍ ‍‌ ‌​‌‍‌‌‌ ‍​‌ ‌​​ ‌‍​‍‌‍​‌‌ ​ ‌‍‌‌‌‌‌‌‌ ​‍‌‍ ​​ ‌‌‍‍​‌ ‌​‌ ‌​‌ ​​‌ ​ ​‍‌‌​ ​ ‌​​‌​‍‌‌​ ​‍‌​‌‍​‍‌‌​ ​‍‌​‌‍‌‍​ ‌‍ ‌‌ ​ ​‍ ‍‌‍ ‌‌‍​‌‌‍‍‌‌‍ ‍​‍ ‍​ ​‍​ ​​​ ​‍​ ‌​‌ ​‍‌‍‌‌‌‍‌​‌‍‌‌‌ ​ ‌‍‍‌‌‍‌ ‌‍ ‍​‍ ‍‌ ​‍‌‍‍‌‌ ‌‍‌‍‌‌‌ ​‍‌‍‍ ‌‍‌‌‌‍‌‌‌ ​​‌‍‌‌‌ ​‍​‍ ‍‌‍ ‌ ​‍‌‍‌ ​‍‌‍‌‍‍‌‌‍‌​​ ‌‌‍​ ​ ​‍‌‍‌‍​ ​​​ ​‌‌‍​ ​ ‌ ​ ‌ ​‍ ‌‌‍​‍​ ‌​​ ​‌‌‍​‌​‍ ‌​ ‌​​ ‌​‌‍​‌​ ‌​​‍ ‌‌‍​‌​ ​​‌‍​‌‌‍‌‌​‍ ‌​ ‌‍​ ‌ ​ ‌‌‌‍​ ​ ‌​​ ‍​​ ‍‌​ ​‍​ ‌ ​ ​ ​ ​​​ ‌​​‍‌‍‌ ‌​‌ ‍‌‌ ​​‌‍‌‌​ ‌‌‍​‌‌ ​‍‌ ‌​‌‍‍‌‌‍​ ‌‍ ​‌‍‌‌​‍‌‍‌ ​​‌‍​‌‌ ‌​‌‍‍​​ ‌‌‍​ ‌‍ ‌‍ ‍‌ ‌​‌‍‌‌‌‍ ‍‌ ‌​​‍‌‌​ ‌‌‌​​‍‌‌ ‌‍‍ ‌‍‌‌‌ ‍‌​‍‌‌​ ​ ‌​‌​​‍‌‌​ ​ ‌​‌​​‍‌‌​ ​‍​ ​‍​ ​‍​ ​‌​ ​‌​ ​​‌‍‌​​ ‌‌‌‍​‍‌‍​‍​ ​ ‌‍‌​‌‍​‍​ ‌‌​‍‌‌​ ​‍​ ​‍​‍‌‌​ ‌‌‌​‌​​‍ ‍‌‍​ ‌‍‍​‌‍‍‌‌‍ ​‌‍‌​‌ ​‍‌‍‌‌‌‍ ‍​‍‌‌​ ‌‌‌​​‍‌‌ ‌‍‍ ‌‍‌‌‌ ‍‌​‍‌‌​ ​ ‌​‌​​‍‌‌​ ​ ‌​‌​​‍‌‌​ ​‍​ ​‍​ ‌‍​ ​‍​ ‍​‌‍‌‍​ ‍​‌‍‌‌​ ‍​‌‍‌‍‌‍‌‍​ ‌​​ ‍‌‌‍‌​​‍‌‌​ ​‍​ ​‍​‍‌‌​ ‌‌‌​‌​​‍ ‍‌ ‌​‌‍‌‌‌ ‍​‌ ‌​​‍‌‍‌ ​​‌‍‌‌‌ ​‍‌ ​ ‌ ​​‌‍‌‌‌‍​ ‌ ‌​‌‍‍‌‌ ‌‍‌‍‌‌​ ‌‌ ​​‌ ‌‌‌‍​‍‌‍ ​‌‍‍‌‌ ​ ‌‍‍​‌‍‌‌‌‍‌​​‍​‍‌ ‌
Related campaigns
Emerging and unregulated contaminants​​​​‌ ‍ ​‍​‍‌‍ ‌ ​‍‌‍‍‌‌‍‌ ‌‍‍‌‌‍ ‍​‍​‍​ ‍‍​‍​‍‌ ​ ‌‍​‌‌‍ ‍‌‍‍‌‌ ‌​‌ ‍‌​‍ ‍‌‍‍‌‌‍ ​‍​‍​‍ ​​‍​‍‌‍‍​‌ ​‍‌‍‌‌‌‍‌‍​‍​‍​ ‍‍​‍​‍‌‍‍​‌ ‌​‌ ‌​‌ ​​‌ ​ ​ ‍‍​‍ ​‍ ‌‍​ ‌‍ ‌‌ ​ ​‍ ‍‌‍ ‌‌‍​‌‌‍‍‌‌‍ ‍​‍ ‍​ ​‍​ ​​​ ​‍​ ‌​‌ ​‍‌‍‌‌‌‍‌​‌‍‌‌‌ ​ ‌‍‍‌‌‍‌ ‌‍ ‍​‍ ‍‌ ​‍‌‍‍‌‌ ‌‍‌‍‌‌‌ ​‍‌‍‍ ‌‍‌‌‌‍‌‌‌ ​​‌‍‌‌‌ ​‍​‍ ‍‌‍ ‌ ​‍‌‍‌ ​‍ ‌‍‍‌‌‍ ‍‌ ‌​‌‍‌‌‌‍ ‍‌ ‌​​‍ ‌‍‌‌‌‍‌​‌‍‍‌‌ ‌​​‍ ‌‍ ‌‌‍ ‌‍‌​‌‍‌‌​ ‌‌ ​​‌ ​‍‌‍‌‌‌ ​ ‌‍‌‌‌‍ ‍‌ ‌​‌‍​‌‌ ‌​‌‍‍‌‌‍ ‌‍ ‍​ ‍ ‌‍‍‌‌‍‌​​ ‌‌‍​ ‌‍​ ‌‍​‍‌‍​‍‌‍‌‍‌‍‌​​ ​‍​ ‌ ​‍ ‌​ ​‍​ ‍​‌‍​‌‌‍‌‌​‍ ‌​ ‌​​ ‌​​ ​ ‌‍‌‍​‍ ‌​ ‍‌​ ​‌​ ‌​​ ‌​​‍ ‌‌‍‌​‌‍​ ​ ​​​ ‍​​ ‌‌​ ​‌​ ‌​​ ‌‌​ ‍‌‌‍​‍​ ‌‍‌‍‌‌​ ‍ ‌ ‌​‌ ‍‌‌ ​​‌‍‌‌​ ‌‌‍​ ‌‍​‌‌‍ ‌‌ ​​‌‍​‌‌‍‍‌‌‍‌ ‌‍ ‍​ ‍ ‌ ​​‌‍​‌‌ ‌​‌‍‍​​ ‌‌ ‌​‌‍‍‌‌ ‌​‌‍ ​‌‍‌‌​ ‌‍​‍‌‍​‌‌ ​ ‌‍‌‌‌‌‌‌‌ ​‍‌‍ ​​ ‌‌‍‍​‌ ‌​‌ ‌​‌ ​​‌ ​ ​‍‌‌​ ​ ‌​​‌​‍‌‌​ ​‍‌​‌‍​‍‌‌​ ​‍‌​‌‍‌‍​ ‌‍ ‌‌ ​ ​‍ ‍‌‍ ‌‌‍​‌‌‍‍‌‌‍ ‍​‍ ‍​ ​‍​ ​​​ ​‍​ ‌​‌ ​‍‌‍‌‌‌‍‌​‌‍‌‌‌ ​ ‌‍‍‌‌‍‌ ‌‍ ‍​‍ ‍‌ ​‍‌‍‍‌‌ ‌‍‌‍‌‌‌ ​‍‌‍‍ ‌‍‌‌‌‍‌‌‌ ​​‌‍‌‌‌ ​‍​‍ ‍‌‍ ‌ ​‍‌‍‌ ​‍‌‍‌‍‍‌‌‍‌​​ ‌‌‍​ ‌‍​ ‌‍​‍‌‍​‍‌‍‌‍‌‍‌​​ ​‍​ ‌ ​‍ ‌​ ​‍​ ‍​‌‍​‌‌‍‌‌​‍ ‌​ ‌​​ ‌​​ ​ ‌‍‌‍​‍ ‌​ ‍‌​ ​‌​ ‌​​ ‌​​‍ ‌‌‍‌​‌‍​ ​ ​​​ ‍​​ ‌‌​ ​‌​ ‌​​ ‌‌​ ‍‌‌‍​‍​ ‌‍‌‍‌‌​‍‌‍‌ ‌​‌ ‍‌‌ ​​‌‍‌‌​ ‌‌‍​ ‌‍​‌‌‍ ‌‌ ​​‌‍​‌‌‍‍‌‌‍‌ ‌‍ ‍​‍‌‍‌ ​​‌‍​‌‌ ‌​‌‍‍​​ ‌‌ ‌​‌‍‍‌‌ ‌​‌‍ ​‌‍‌‌​‍‌‍‌ ​​‌‍‌‌‌ ​‍‌ ​ ‌ ​​‌‍‌‌‌‍​ ‌ ‌​‌‍‍‌‌ ‌‍‌‍‌‌​ ‌‌ ​​‌ ‌‌‌‍​‍‌‍ ​‌‍‍‌‌ ​ ‌‍‍​‌‍‌‌‌‍‌​​‍​‍‌ ‌